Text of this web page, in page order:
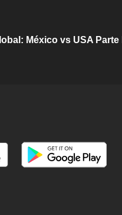
México vs USA Parte II